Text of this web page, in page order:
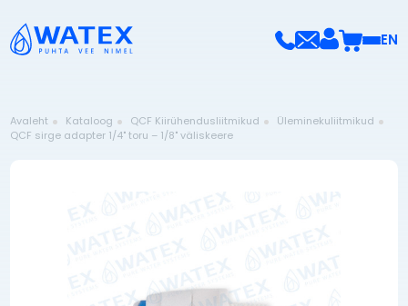
EN
Avaleht Kataloog QCF Kiirühendusliitmikud
Üleminekuliitmikud
QCF sirge adapter 1/4" toru – 1/8" väliskeere